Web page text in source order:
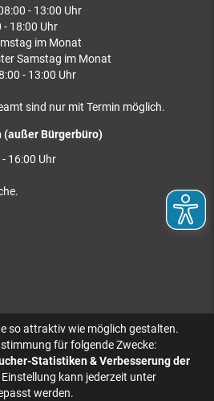
- 13:00 Uhr
- 18:00 Uhr
im Monat
Samstag im Monat
- 13:00 Uhr
sind nur mit Termin möglich.
Bürgerbüro)
16:00 Uhr
so attraktiv wie möglich gestalten.
für folgende Zwecke:
Statistiken & Verbesserung der
Einstellung kann jederzeit unter
werden.